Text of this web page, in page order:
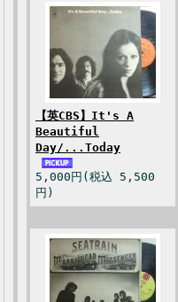
【英CBS】It's A
Beautiful
Day/...Today
5,000円(税込 5,500
円)